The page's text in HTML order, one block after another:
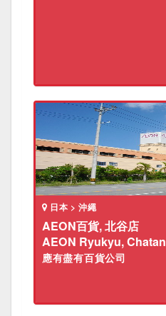
日本 > 沖繩
AEON百貨, 北谷店
AEON Ryukyu, Chatan
應有盡有百貨公司